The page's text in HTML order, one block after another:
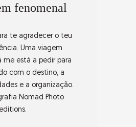
fenomenal
te agradecer o teu
Uma viagem
me está a pedir para
com o destino, a
e a organização.
Nomad Photo